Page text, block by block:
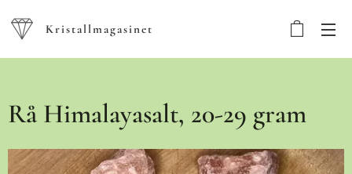
Kristallmagasinet
Rå Himalayasalt, 20-29 gram